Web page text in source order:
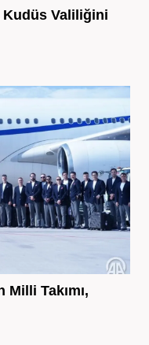
Valiliğini
Takımı,